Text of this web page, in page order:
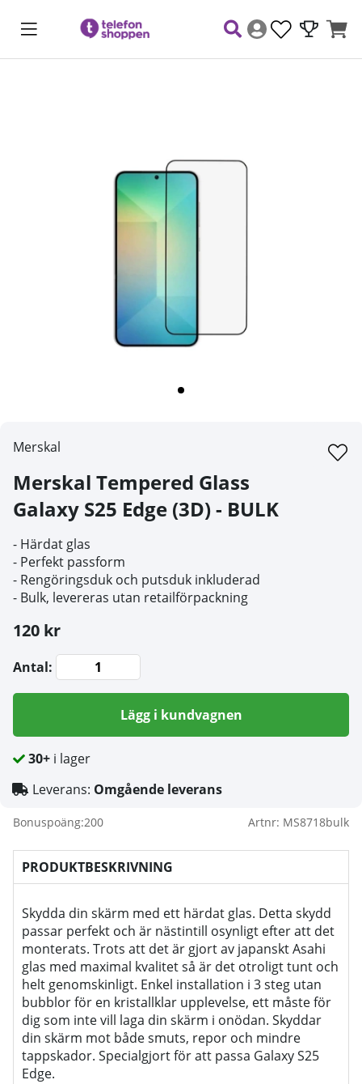
Merskal
Merskal Tempered Glass
Galaxy S25 Edge (3D) - BULK
- Härdat glas
- Perfekt passform
- Rengöringsduk och putsduk inkluderad
- Bulk, levereras utan retailförpackning
120 kr
Antal:
Lägg i kundvagnen
30+ i lager
Leverans: Omgående leverans
Bonuspoäng:200 Artnr: MS8718bulk
PRODUKTBESKRIVNING
Skydda din skärm med ett härdat glas. Detta skydd
passar perfekt och är nästintill osynligt efter att det
monterats. Trots att det är gjort av japanskt Asahi
glas med maximal kvalitet så är det otroligt tunt och
helt genomskinligt. Enkel installation i 3 steg utan
bubblor för en kristallklar upplevelse, ett måste för
dig som inte vill laga din skärm i onödan. Skyddar
din skärm mot både smuts, repor och mindre
tappskador. Specialgjort för att passa Galaxy S25
Edge.